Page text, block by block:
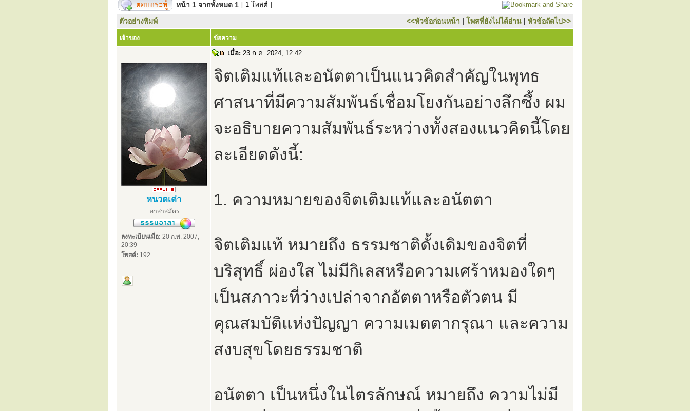
หน้า 1 จากทั้งหมด 1 [ 1 โพสต์ ]
ตัวอย่างพิมพ์ <<หัวข้อก่อนหน้า | โพสที่ยังไม่ได้อ่าน | หัวข้อถัดไป>>
เจ้าของ ข้อความ
เมื่อ: 23 ก.ค. 2024, 12:42
หนวดเต่า
อาสาสมัคร
ลงทะเบียนเมื่อ: 20 ก.พ. 2007,
20:39
โพสต์: 192
จิตเติมแท้และอนัตตาเป็นแนวคิดสำคัญในพุทธ
ศาสนาที่มีความสัมพันธ์เชื่อมโยงกันอย่างลึกซึ้ง ผม
จะอธิบายความสัมพันธ์ระหว่างทั้งสองแนวคิดนี้โดย
ละเอียดดังนี้:
1. ความหมายของจิตเติมแท้และอนัตตา
จิตเติมแท้ หมายถึง ธรรมชาติดั้งเดิมของจิตที่
บริสุทธิ์ ผ่องใส ไม่มีกิเลสหรือความเศร้าหมองใดๆ
เป็นสภาวะที่ว่างเปล่าจากอัตตาหรือตัวตน มี
คุณสมบัติแห่งปัญญา ความเมตตากรุณา และความ
สงบสุขโดยธรรมชาติ
อนัตตา เป็นหนึ่งในไตรลักษณ์ หมายถึง ความไม่มี